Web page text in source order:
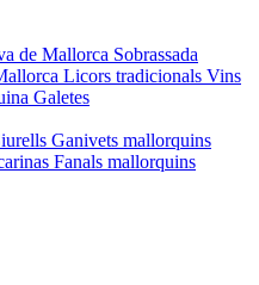
de Mallorca Sobrassada
Licors tradicionals Vins
Galetes
Ganivets mallorquins
Fanals mallorquins